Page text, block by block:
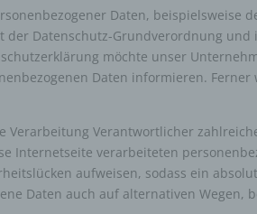
Daten, beispielsweise
der Datenschutz-Grundverordnung
möchte unser
Daten informieren.
Verarbeitung Verantwortlicher
Internetseite verarbeiteten
aufweisen, sodass ein
Daten auch auf alternativen Wegen,